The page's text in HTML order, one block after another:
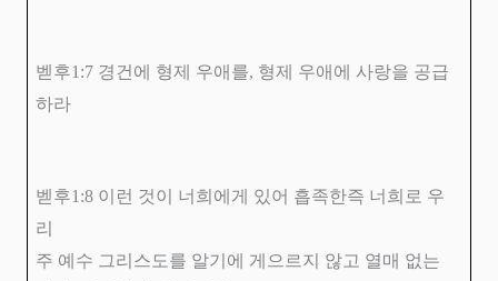
벧후1:7 경건에 형제 우애를, 형제 우애에 사랑을 공급
하라
벧후1:8 이런 것이 너희에게 있어 흡족한즉 너희로 우
리
주 예수 그리스도를 알기에 게으르지 않고 열매 없는